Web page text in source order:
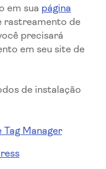
em sua página
rastreamento de
precisará
em seu site de
de instalação
Tag Manager